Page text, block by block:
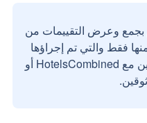
بجمع وعرض التقييمات من
فقط والتي تم إجراؤها
بواسطة مستخدمين حقيقيين مع HotelsCombined أو